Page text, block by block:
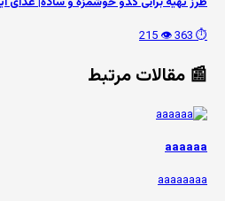
⏱️ 363
👁️ 215
📰 مقالات مرتبط
aaaaaa
aaaaaaaa